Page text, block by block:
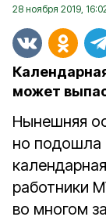
28 ноября 2019,
может
Нынешняя
но подошла
работники
во многом